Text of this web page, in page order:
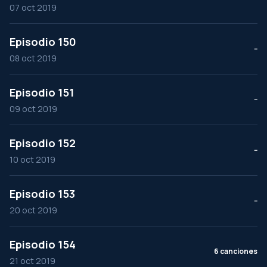
07 oct 2019
Episodio 150
08 oct 2019
--
Episodio 151
09 oct 2019
--
Episodio 152
10 oct 2019
--
Episodio 153
20 oct 2019
--
Episodio 154
21 oct 2019
6 canciones